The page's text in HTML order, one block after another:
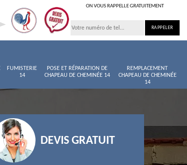
ON VOUS RAPPELLE GRATUITEMENT
FUMISTERIE
14
POSE ET RÉPARATION DE
CHAPEAU DE CHEMINÉE 14
REMPLACEMENT
CHAPEAU DE CHEMINÉE
14
DEVIS GRATUIT